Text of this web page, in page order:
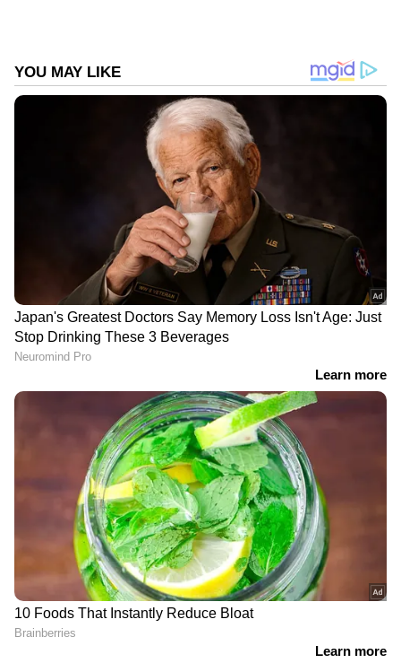
India Newsഅറിയാൻ എപ്പോഴും ഏഷ്യാനെറ്റ്
ന്യൂസ് വാർത്തകൾ.Malayalam News
തത്സമയ അപ്‌ഡേറ്റുകളും ആഴത്തിലുള്ള
വിശകലനവും സമഗ്രമായ റിപ്പോർട്ടിംഗും —
എല്ലാം ഒരൊറ്റ സ്ഥലത്ത്. ഏത് സമയത്തും,
എവിടെയും വിശ്വസനീയമായ വാർത്തകൾ
Asianet News Malayalam
ABOUT THE AUTHOR
WD Web Desk